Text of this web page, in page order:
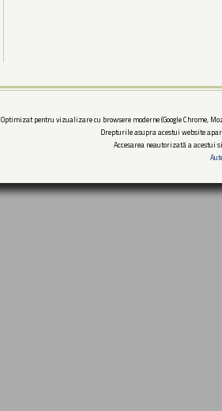
Optimizat pentru vizualizare cu browsere moderne (Google Chrome,
Drepturile asupra acestui website
Accesarea neautorizată a acestui